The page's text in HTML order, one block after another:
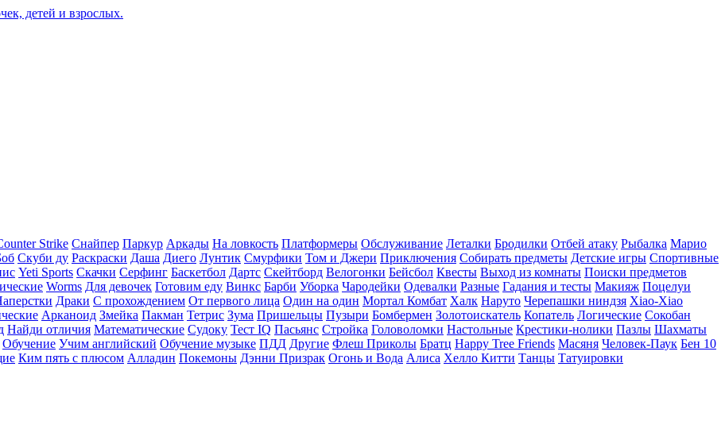
Strike Снайпер Паркур Аркады На ловкость Платформеры Обслуживание Леталки Бродилки Отбей атаку Рыбалка Марио
Скуби ду Раскраски Даша Диего Лунтик Смурфики Том и Джери Приключения Собирать предметы Детские игры Спортивные
Yeti Sports Скачки Серфинг Баскетбол Дартс Скейтборд Велогонки Бейсбол Квесты Выход из комнаты Поиски предметов
Worms Для девочек Готовим еду Винкс Барби Уборка Чародейки Одевалки Разные Гадания и тесты Макияж Поцелуи
Драки С прохождением От первого лица Один на один Мортал Комбат Халк Наруто Черепашки ниндзя Xiao-Xiao
Арканоид Змейка Пакман Тетрис Зума Пришельцы Пузыри Бомбермен Золотоискатель Копатель Логические Сокобан
Найди отличия Математические Судоку Тест IQ Пасьянс Стройка Головоломки Настольные Крестики-нолики Пазлы Шахматы
Обучение Учим английский Обучение музыке ПДД Другие Флеш Приколы Братц Happy Tree Friends Масяня Человек-Паук Бен 10
Ким пять с плюсом Алладин Покемоны Дэнни Призрак Огонь и Вода Алиса Хелло Китти Танцы Татуировки